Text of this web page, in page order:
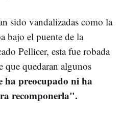
sido vandalizadas como la
bajo el puente de la
Pellicer, esta fue robada
que quedaran algunos
ha preocupado ni ha
recomponerla".